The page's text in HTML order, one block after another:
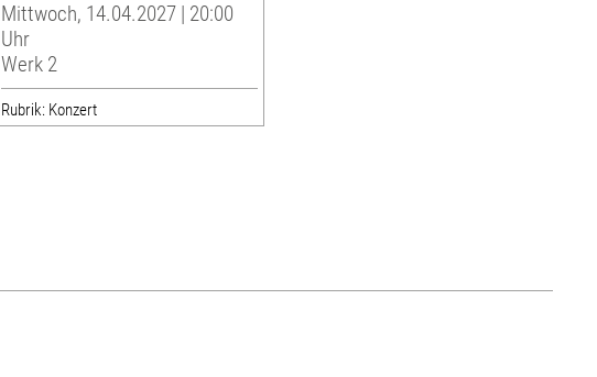
Mittwoch, 14.04.2027 | 20:00
Uhr
Werk 2
Rubrik: Konzert